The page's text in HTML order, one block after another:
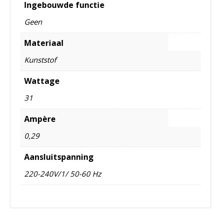
Ingebouwde functie
Geen
Materiaal
Kunststof
Wattage
31
Ampère
0,29
Aansluitspanning
220-240V/1/ 50-60 Hz